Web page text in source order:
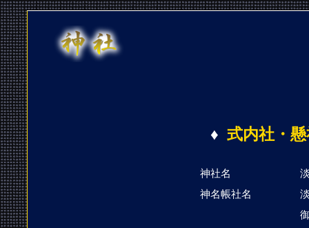
♦ 式内社・
神社名
神名帳社名